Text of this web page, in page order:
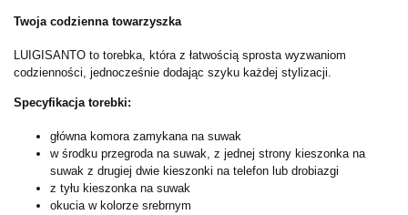
Twoja codzienna towarzyszka
LUIGISANTO to torebka, która z łatwością sprosta wyzwaniom
codzienności, jednocześnie dodając szyku każdej stylizacji.
Specyfikacja torebki:
główna komora zamykana na suwak
w środku przegroda na suwak, z jednej strony kieszonka na
suwak z drugiej dwie kieszonki na telefon lub drobiazgi
z tyłu kieszonka na suwak
okucia w kolorze srebrnym